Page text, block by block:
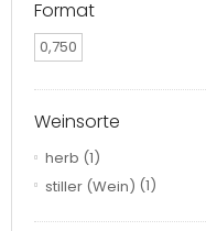
Format
0,750
Weinsorte
herb (1)
stiller (Wein) (1)